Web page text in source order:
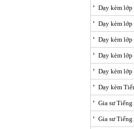
Dạy kèm
Dạy kèm
Dạy kèm
Dạy kèm
Dạy kèm
Dạy kèm
Gia sư
Gia sư